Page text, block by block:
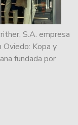
S.A. empresa
Kopa y
fundada por